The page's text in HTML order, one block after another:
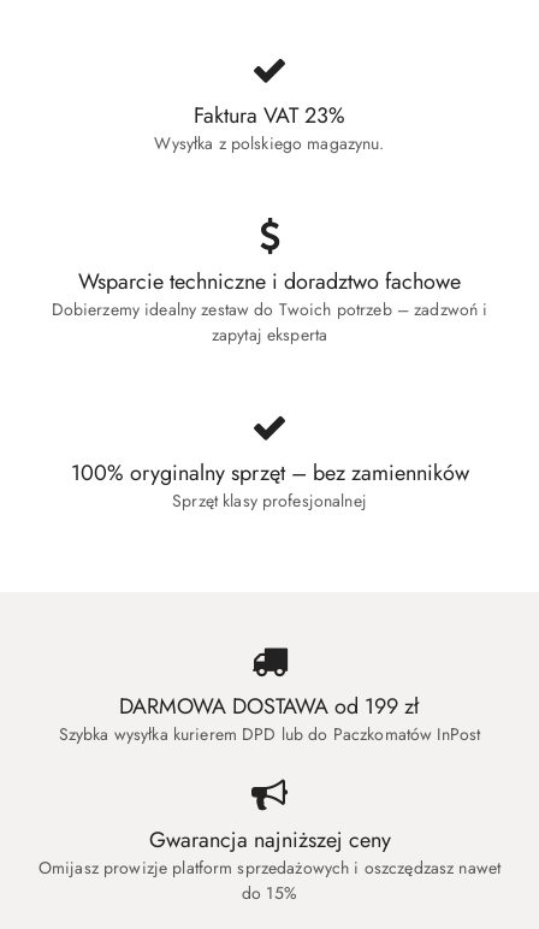
Faktura VAT 23%
Wysyłka z polskiego magazynu.
Wsparcie techniczne i doradztwo fachowe
Dobierzemy idealny zestaw do Twoich potrzeb – zadzwoń i
zapytaj eksperta
100% oryginalny sprzęt – bez zamienników
Sprzęt klasy profesjonalnej
DARMOWA DOSTAWA od 199 zł
Szybka wysyłka kurierem DPD lub do Paczkomatów InPost
Gwarancja najniższej ceny
Omijasz prowizje platform sprzedażowych i oszczędzasz nawet
do 15%